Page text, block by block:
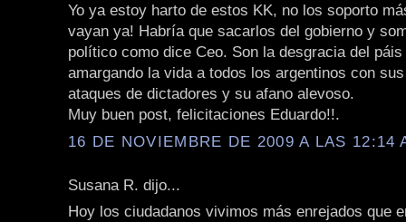
Yo ya estoy harto de estos KK, no los soporto
vayan ya! Habría que sacarlos del gobierno y
político como dice Ceo. Son la desgracia del
amargando la vida a todos los argentinos con
ataques de dictadores y su afano alevoso.
Muy buen post, felicitaciones Eduardo!!.
16 DE NOVIEMBRE DE 2009 A LAS 12:14
Susana R. dijo...
Hoy los ciudadanos vivimos más enrejados que